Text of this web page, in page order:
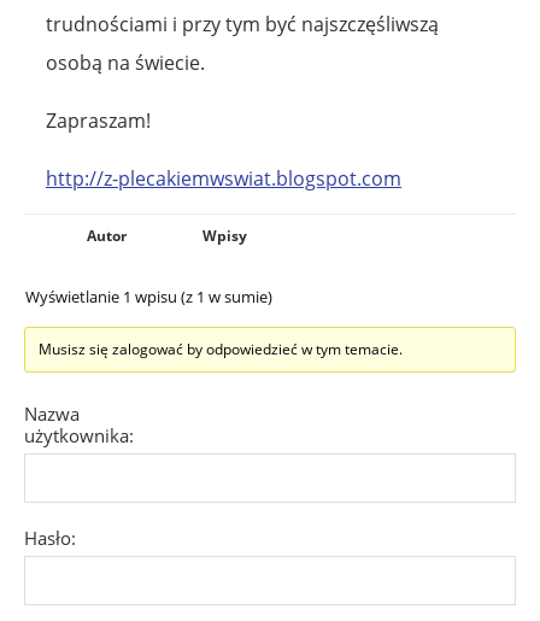
trudnościami i przy tym być najszczęśliwszą
osobą na świecie.
Zapraszam!
http://z-plecakiemwswiat.blogspot.com
Autor Wpisy
Wyświetlanie 1 wpisu (z 1 w sumie)
Musisz się zalogować by odpowiedzieć w tym temacie.
Nazwa
użytkownika:
Hasło: